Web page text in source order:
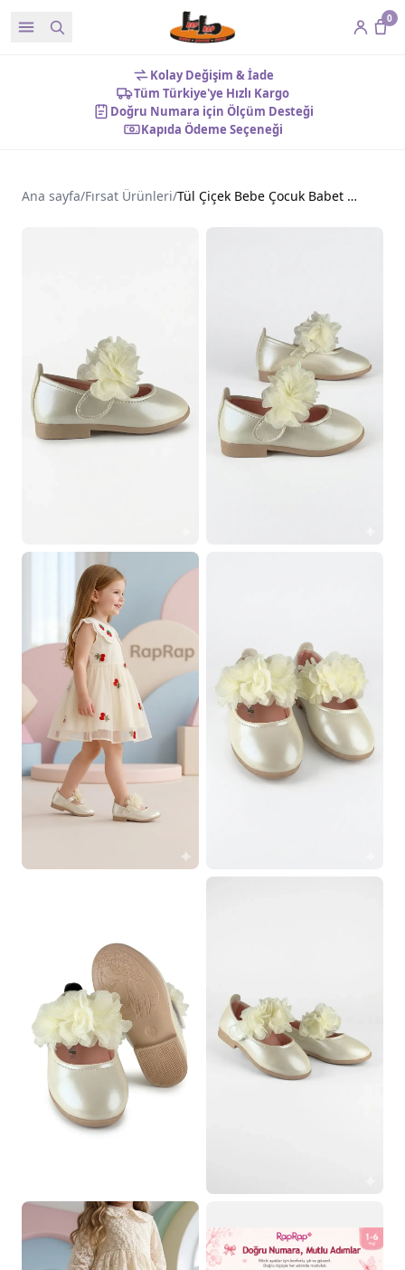
0
Kolay Değişim & İade
Tüm Türkiye'ye Hızlı Kargo
Doğru Numara için Ölçüm Desteği
Kapıda Ödeme Seçeneği
Ana sayfa/Fırsat Ürünleri/ Tül Çiçek Bebe Çocuk Babet Ayakkabı Sedef